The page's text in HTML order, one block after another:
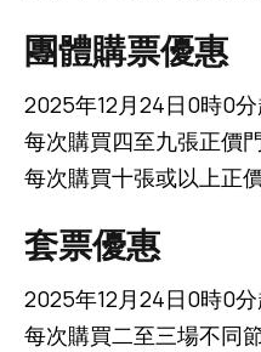
團體購票優惠
2025年12月24日0時0分
每次購買四至九張正價
每次購買十張或以上正
套票優惠
2025年12月24日0時0分
每次購買二至三場不同